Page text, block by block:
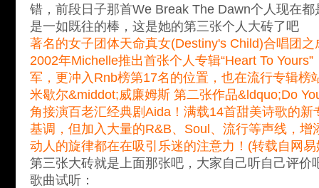
错，前段日子那首We Break The Dawn个人现在
是一如既往的棒，这是她的第三张个人大砖了吧
著名的女子团体天命真女(Destiny's Child)合唱团
2002年Michelle推出首张个人专辑“Heart To
军，更冲入Rnb榜第17名的位置，也在流行专辑榜
米歇尔&middot;威廉姆斯 第二张作品&ldquo;Do
角接演百老汇经典剧Aida！满载14首甜美诗歌的新
基调，但加入大量的R&B、Soul、流行等声线，增
动人的旋律都在在吸引乐迷的注意力！(转载自网
第三张大砖就是上面那张吧，大家自己听自己评价
歌曲试听：